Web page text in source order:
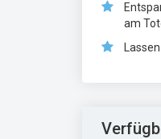
am